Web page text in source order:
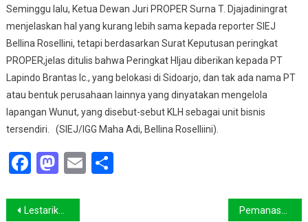
Seminggu lalu, Ketua Dewan Juri PROPER Surna T. Djajadiningrat
menjelaskan hal yang kurang lebih sama kepada reporter SIEJ
Bellina Rosellini, tetapi berdasarkan Surat Keputusan peringkat
PROPER,jelas ditulis bahwa Peringkat HIjau diberikan kepada PT
Lapindo Brantas Ic., yang belokasi di Sidoarjo, dan tak ada nama PT
atau bentuk perusahaan lainnya yang dinyatakan mengelola
lapangan Wunut, yang disebut-sebut KLH sebagai unit bisnis
tersendiri. (SIEJ/IGG Maha Adi, Bellina Roselliini).
Facebook
Mastodon
EmailShare
Navigasi
Lestarikan Teluk Cendrawasih, Kenalkan Lingkungan Sejak Dini